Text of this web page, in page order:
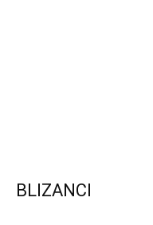
BLIZANCI